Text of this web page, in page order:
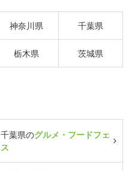
神奈川県 千葉県
栃木県 茨城県
千葉県のグルメ・フードフェ
ス